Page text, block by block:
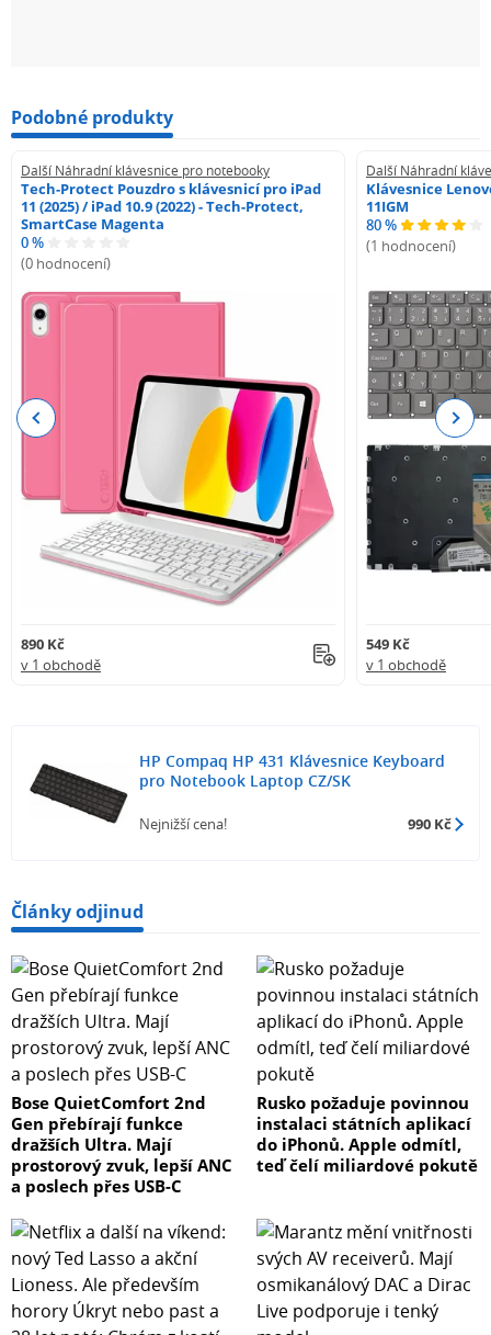
Podobné produkty
Další Náhradní klávesnice pro notebooky
Tech-Protect Pouzdro s klávesnicí pro iPad
11 (2025) / iPad 10.9 (2022) - Tech-Protect,
SmartCase Magenta
0 %
(0 hodnocení)
890 Kč
v 1 obchodě
Další Náhradní
Klávesnice
11IGM
80 %
(1 hodnocení)
549 Kč
v 1 obchodě
Previous Next
HP Compaq HP 431 Klávesnice Keyboard
pro Notebook Laptop CZ/SK
Nejnižší cena! 990 Kč
Články odjinud
Bose QuietComfort 2nd
Gen přebírají funkce
dražších Ultra. Mají
prostorový zvuk, lepší ANC
a poslech přes USB-C
Rusko požaduje povinnou
instalaci státních aplikací
do iPhonů. Apple odmítl,
teď čelí miliardové pokutě